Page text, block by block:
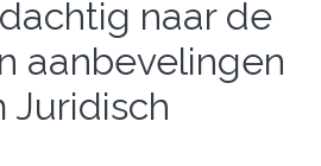
naar de
aanbevelingen
Juridisch